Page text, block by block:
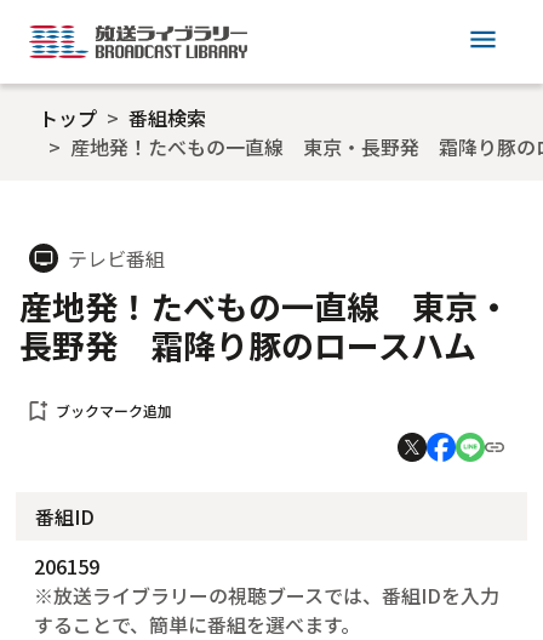
menu
トップ
番組検索
産地発！たべもの一直線 東京・長野発 霜降り豚の
tv テレビ番組
産地発！たべもの一直線 東京・
長野発 霜降り豚のロースハム
bookmark_add ブックマーク追加
番組ID
206159
※放送ライブラリーの視聴ブースでは、番組IDを入力
することで、簡単に番組を選べます。